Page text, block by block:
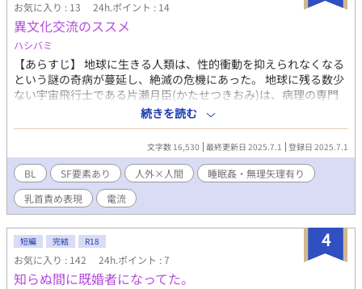
お気に入り : 13 24h.ポイント : 14
異文化交流のススメ
ハシバミ
【あらすじ】 地球に生きる人類は、性的衝動を抑えられなくなる
という謎の奇病が蔓延し、絶滅の危機にあった。 地球に残る数少
ない宇宙飛行士である片瀬月臣(かたせつきおみ)は、病理の専門
家であり恩師でもある柾木悠(まさきゆう)の原因究明の結果、奇
病をもたらす原因のウイルスが飛来されていると推察されるネメ
シス星に出立することになる。 ネメシス星への旅は順調であった
が、冷凍睡眠中に宇宙に漂う、知恵あるナノ微粒子が宇宙船に潜
り込み、人間とナノ微粒子が出会ってしまう。 ------ 色々書いてま
すが、人外×人間+睡眠○+寸止め+電流責めなどがあるちょっと
SF風味の話です！
続きを読む
文字数 16,530 最終更新日 2025.7.1 登録日 2025.7.1
BL SF要素あり 人外×人間
睡眠姦・無理矢理有り
乳首責め表現
電流
4
短編 完結 R18
お気に入り : 142 24h.ポイント : 7
知らぬ間に既婚者になってた。